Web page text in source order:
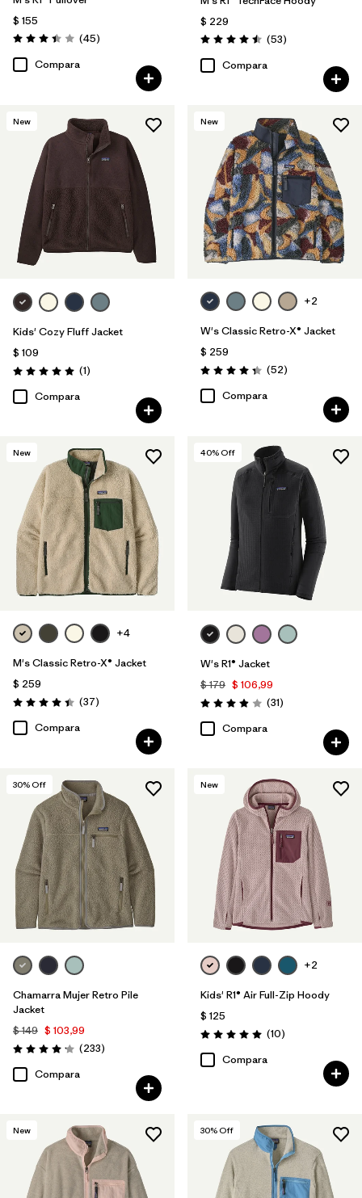
$ 155
Valoración: 3.4 / 5
(45Comentarios
)
Compara
$ 229
Valoración: 4.5 / 5
(53Comentarios
)
Compara
New
Kids' Cozy Fluff Jacket
$ 109
Valoración: 5.0 / 5
(1Comentarios
)
Compara
New
+2
W's Classic Retro-X® Jacket
$ 259
Valoración: 4.3 / 5
(52Comentarios
)
Compara
New
+4
M's Classic Retro-X® Jacket
$ 259
Valoración: 4.4 / 5
(37Comentarios
)
Compara
40% Off
W's R1® Jacket
$ 179 $ 106,99
Valoración: 3.9 / 5
(31Comentarios
)
Compara
30% Off
Chamarra Mujer Retro Pile
Jacket
$ 149 $ 103,99
Valoración: 4.2 / 5
(233Comentarios
)
Compara
New
+2
Kids' R1® Air Full-Zip Hoody
$ 125
Valoración: 5.0 / 5
(10Comentarios
)
Compara
New 30% Off